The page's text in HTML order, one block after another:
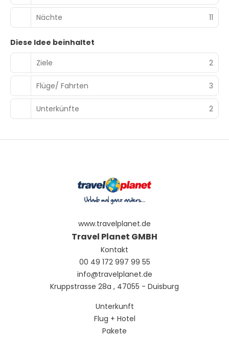
Nächte 11
Diese Idee beinhaltet
Ziele
2
Flüge/ Fahrten 3
Unterkünfte 2
www.travelplanet.de
Travel Planet GMBH
Kontakt
00 49 172 997 99 55
info@travelplanet.de
Kruppstrasse 28a , 47055 - Duisburg
Unterkunft
Flug + Hotel
Pakete